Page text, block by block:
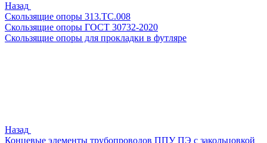
Назад
Скользящие опоры 313.ТС.008
Скользящие опоры ГОСТ 30732-2020
Скользящие опоры для прокладки в футляре
Назад
Концевые элементы трубопроводов ППУ ПЭ с закольцовкой